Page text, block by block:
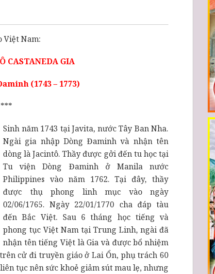
Việt Nam:
CASTANEDA GIA
(1743 – 1773)
***
Sinh năm 1743 tại Javita, nước Tây Ban Nha.
Ngài gia nhập Dòng Đaminh và nhận tên
dòng là Jacintô. Thầy được gởi đến tu học tại
Tu viện Dòng Đaminh ở Manila nước
Philippines vào năm 1762. Tại đây, thầy
được thụ phong linh mục vào ngày
02/06/1765. Ngày 22/01/1770 cha đáp tàu
đến Bắc Việt. Sau 6 tháng học tiếng và
phong tục Việt Nam tại Trung Linh, ngài đã
nhận tên tiếng Việt là Gia và được bổ nhiệm
cử đi truyền giáo ở Lai Ổn, phụ trách 60
tục nên sức khoẻ giảm sút mau lẹ, nhưng